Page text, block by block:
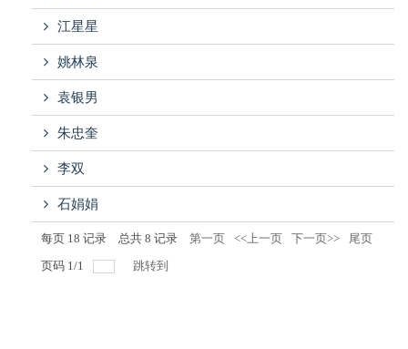
江星星
姚林泉
袁银男
朱忠奎
李双
石娟娟
每页 18 记录 总共 8 记录 第一页 <<上一页 下一页>>
尾页
页码 1/1 跳转到